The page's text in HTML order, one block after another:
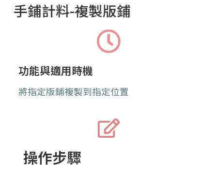
手鋪計料-複製版鋪
功能與適用時機
將指定版鋪複製到指定位置
操作步驟